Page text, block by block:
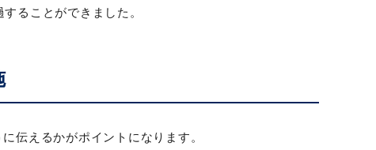
ることができました。
伝えるかがポイントになります。